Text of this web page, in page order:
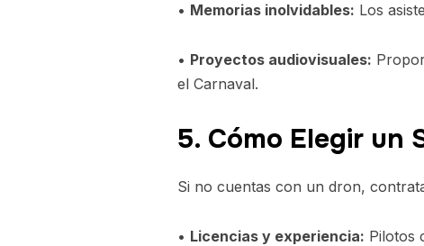
• Memorias inolvidables: Los
• Proyectos audiovisuales:
el Carnaval.
5. Cómo Elegir un
Si no cuentas con un dron,
• Licencias y experiencia: Pilotos